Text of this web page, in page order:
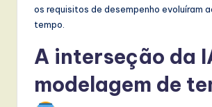
os requisitos de desempenho evoluíram
tempo.
A interseção da
modelagem de